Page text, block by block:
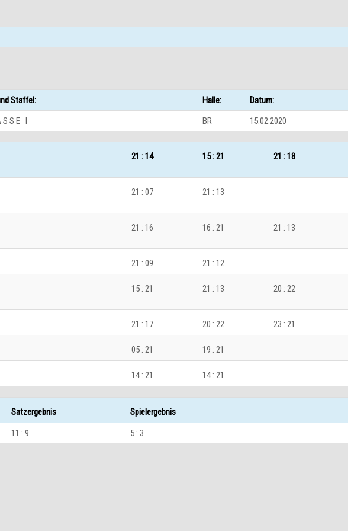
Staffel: Halle:
Datum:
S S E I BR 15.02.2020
21 : 14 15 : 21 21 : 18
21 : 07 21 : 13
21 : 16 16 : 21 21 : 13
21 : 09 21 : 12
15 : 21 21 : 13 20 : 22
21 : 17 20 : 22 23 : 21
05 : 21 19 : 21
14 : 21 14 : 21
Satzergebnis
Spielergebnis
11 : 9 5 : 3